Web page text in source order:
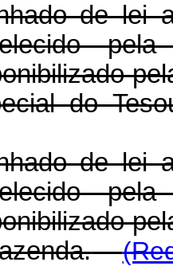
de lei
do
de lei